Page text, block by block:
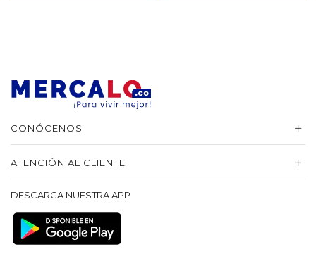
CONÓCENOS
ATENCIÓN AL CLIENTE
DESCARGA NUESTRA APP